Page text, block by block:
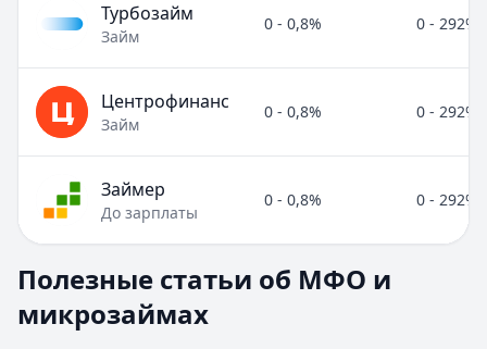
Турбозайм
Займ
0 - 0,8% 0 - 292%
Центрофинанс
Займ
0 - 0,8% 0 - 292%
Займер
До зарплаты
0 - 0,8% 0 - 292%
Раздел:МФО и микрозаймы. Всего статей: 8.
Займ под расписку
Нужны деньги срочно? Рассмотрите займ под
Полезные статьи об МФО и
микрозаймах